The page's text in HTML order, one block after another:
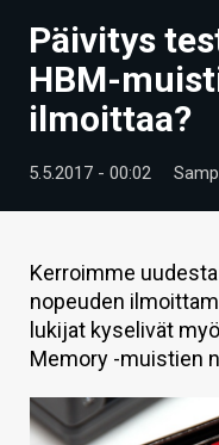
UUTISET
ARTIKKELIT
VIDEOT
TECHBBS
TIETOA
HINTA.FI
KAUPPA
VAIHDA TEEMA
Päivitys
HBM-
ilmoittaa?
5.5.2017 - 00:02
Kerroimme
nopeuden
lukijat kyselivät
Memory -muistien